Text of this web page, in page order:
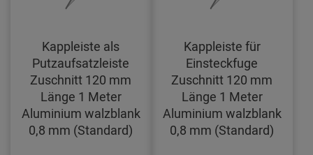
Kappleiste als
Putzaufsatzleiste
Zuschnitt 120 mm
Länge 1 Meter
Aluminium walzblank
0,8 mm (Standard)
Kappleiste für
Einsteckfuge
Zuschnitt 120 mm
Länge 1 Meter
Aluminium walzblank
0,8 mm (Standard)